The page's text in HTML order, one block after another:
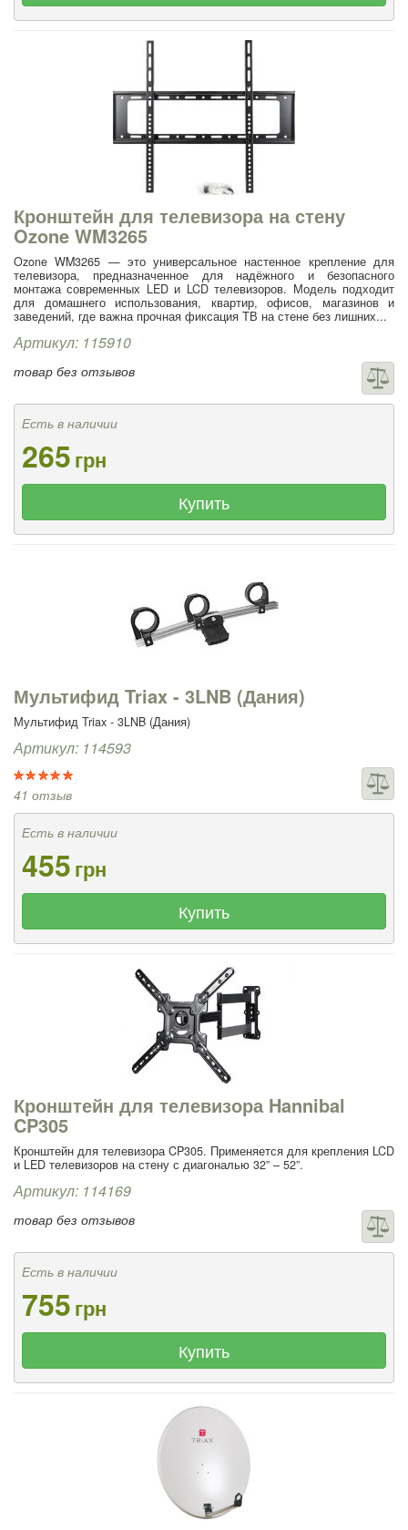
Кронштейн для телевизора на стену
Ozone WM3265
Ozone WM3265 — это универсальное настенное крепление для
телевизора, предназначенное для надёжного и безопасного
монтажа современных LED и LCD телевизоров. Модель подходит
для домашнего использования, квартир, офисов, магазинов и
заведений, где важна прочная фиксация ТВ на стене без лишних...
Артикул: 115910
товар без отзывов
Есть в наличии
265грн
Купить
Мультифид Triax - 3LNB (Дания)
Мультифид Triax - 3LNB (Дания)
Артикул: 114593
41 отзыв
Есть в наличии
455грн
Купить
Кронштейн для телевизора Hannibal
CP305
Кронштейн для телевизора CP305. Применяется для крепления LCD
и LED телевизоров на стену с диагональю 32” – 52”.
Артикул: 114169
товар без отзывов
Есть в наличии
755грн
Купить